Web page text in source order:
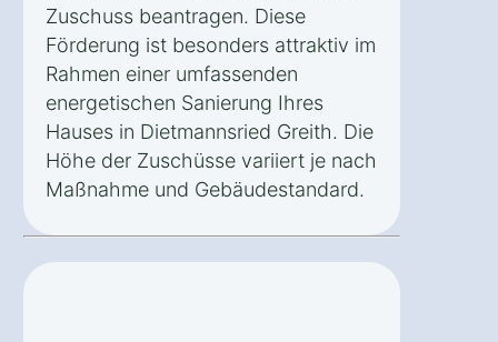
Zuschuss beantragen. Diese
Förderung ist besonders attraktiv im
Rahmen einer umfassenden
energetischen Sanierung Ihres
Hauses in Dietmannsried Greith. Die
Höhe der Zuschüsse variiert je nach
Maßnahme und Gebäudestandard.